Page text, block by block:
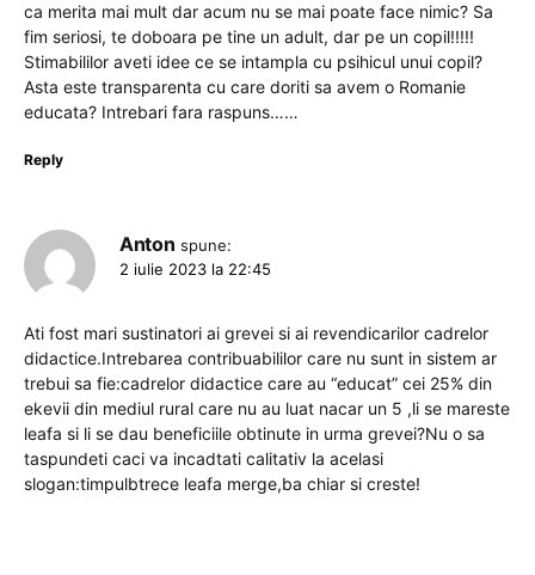
ca merita mai mult dar acum nu se mai poate face nimic? Sa
fim seriosi, te doboara pe tine un adult, dar pe un copil!!!!!
Stimabililor aveti idee ce se intampla cu psihicul unui copil?
Asta este transparenta cu care doriti sa avem o Romanie
educata? Intrebari fara raspuns……
Reply
Anton spune:
2 iulie 2023 la 22:45
Ati fost mari sustinatori ai grevei si ai revendicarilor cadrelor
didactice.Intrebarea contribuabililor care nu sunt in sistem ar
trebui sa fie:cadrelor didactice care au “educat” cei 25% din
ekevii din mediul rural care nu au luat nacar un 5 ,li se mareste
leafa si li se dau beneficiile obtinute in urma grevei?Nu o sa
taspundeti caci va incadtati calitativ la acelasi
slogan:timpulbtrece leafa merge,ba chiar si creste!